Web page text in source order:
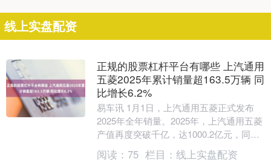
线上实盘配资
正规的股票杠杆平台有哪些 上汽通用
五菱2025年累计销量超163.5万辆 同
比增长6.2%
易车讯 1月1日，上汽通用五菱正式发布
2025年全年销量。2025年，上汽通用五菱
产值再度突破千亿，达1000.2亿元，同比
增长24%；全年整体销量1,635,....
阅读： 75 栏目： 线上实盘配资